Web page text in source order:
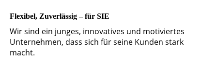
Flexibel, Zuverlässig – für SIE
Wir sind ein junges, innovatives und motiviertes
Unternehmen, dass sich für seine Kunden stark
macht.